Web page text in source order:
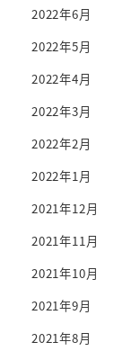
2022年6月
2022年5月
2022年4月
2022年3月
2022年2月
2022年1月
2021年12月
2021年11月
2021年10月
2021年9月
2021年8月